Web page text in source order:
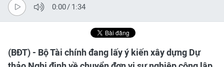
0:00/ 1:34
(BĐT) - Bộ Tài chính đang lấy ý kiến xây dựng Dự